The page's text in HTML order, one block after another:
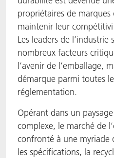
propriétaires de
maintenir leur
Les leaders de l’industrie
nombreux facteurs
l’avenir de l’emballage,
démarque parmi toutes
réglementation.
Opérant dans un
complexe, le marché de
confronté à une myriade
les spécifications, la